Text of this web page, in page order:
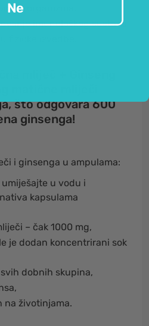
organizma,
imunološkog sustava,
što odgovara 600
ginsenga!
i ginsenga u ampulama:
u vodu i
kapsulama
– čak 1000 mg,
je dodan koncentrirani sok
dobnih skupina,
na životinjama.
Ne